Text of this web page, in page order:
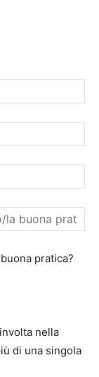
pratica?
nella
di una singola